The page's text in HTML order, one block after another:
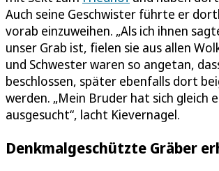
Auch seine Geschwister führte er
vorab einzuweihen. „Als ich ihnen
unser Grab ist, fielen sie aus allen
und Schwester waren so angetan,
beschlossen, später ebenfalls dort
werden. „Mein Bruder hat sich gleich
ausgesucht“, lacht Kievernagel.
Denkmalgeschützte Gräber